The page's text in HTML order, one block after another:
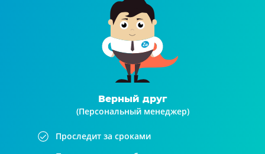
Верный друг
(Персональный менеджер)
Проследит за сроками